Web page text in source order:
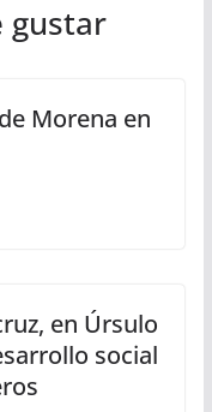
gustar
Morena en
en Úrsulo
social